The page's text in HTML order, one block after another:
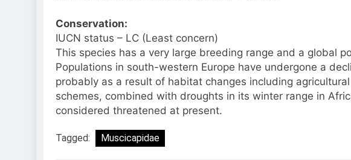
Conservation:
IUCN status – LC (Least concern)
This species has a very large breeding range and a global
Populations in south-western Europe have undergone a
probably as a result of habitat changes including
schemes, combined with droughts in its winter range in
considered threatened at present.
Tagged: Muscicapidae